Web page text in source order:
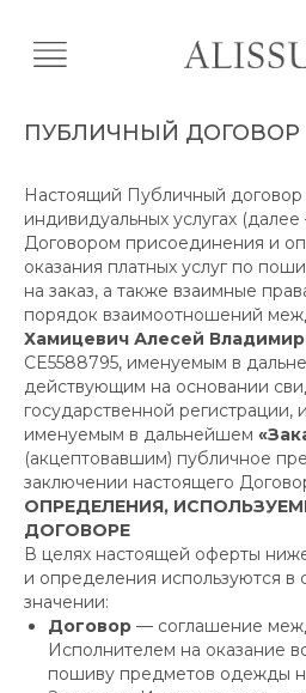
ПУБЛИЧНЫЙ ДОГОВОР
Настоящий Публичный договор
индивидуальных услугах (далее
Договором присоединения и
оказания платных услуг по
на заказ, а также взаимные
порядок взаимоотношений
Хамицевич Алесей
CE5588795, именуемым в
действующим на основании
государственной
именуемым в дальнейшем
(акцептовавшим) публичное
заключении настоящего
ОПРЕДЕЛЕНИЯ,
ДОГОВОРЕ
В целях настоящей оферты
и определения используются
значении:
Договор — соглашение
Исполнителем на оказание
пошиву предметов одежды